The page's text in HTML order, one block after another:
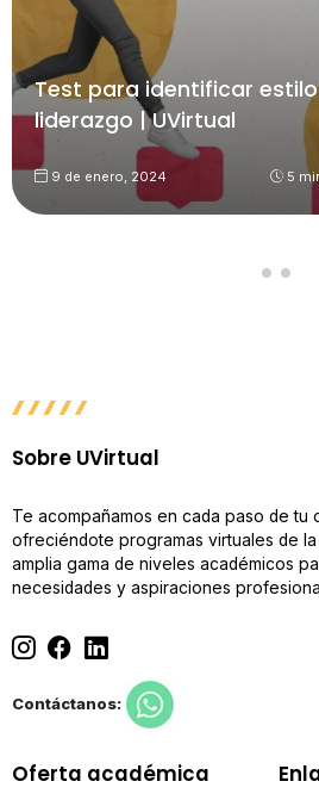
Test para identificar
liderazgo | UVirtual
9 de enero, 2024 5
Sobre UVirtual
Te acompañamos en cada paso de tu
ofreciéndote programas virtuales de la
amplia gama de niveles académicos
necesidades y aspiraciones
Contáctanos:
Oferta académica